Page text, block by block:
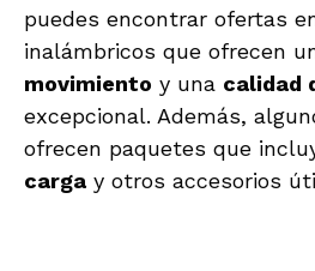
puedes encontrar ofertas
inalámbricos que ofrecen
movimiento y una calidad
excepcional. Además,
ofrecen paquetes que
carga y otros accesorios